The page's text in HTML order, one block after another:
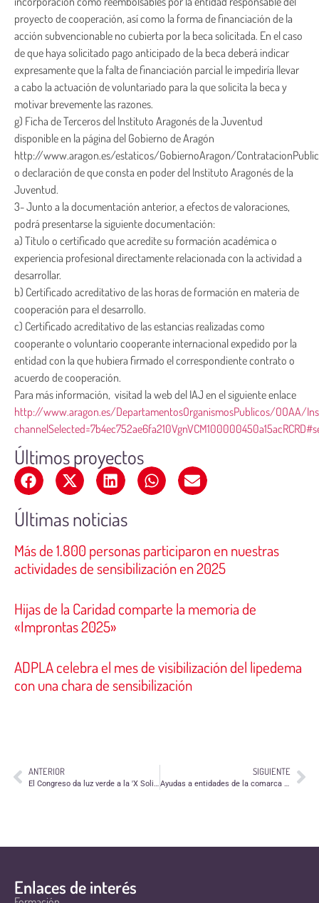
proyecto de cooperación, así como la forma de financiación de la
acción subvencionable no cubierta por la beca solicitada. En el caso
de que haya solicitado pago anticipado de la beca deberá indicar
expresamente que la falta de financiación parcial le impediría llevar
a cabo la actuación de voluntariado para la que solicita la beca y
motivar brevemente las razones.
g) Ficha de Terceros del Instituto Aragonés de la Juventud
disponible en la página del Gobierno de Aragón
http://www.aragon.es/estaticos/GobiernoAragon/
o declaración de que consta en poder del Instituto Aragonés de la
Juventud.
3- Junto a la documentación anterior, a efectos de valoraciones,
podrá presentarse la siguiente documentación:
a) Titulo o certificado que acredite su formación académica o
experiencia profesional directamente relacionada con la actividad a
desarrollar.
b) Certificado acreditativo de las horas de formación en materia de
cooperación para el desarrollo.
c) Certificado acreditativo de las estancias realizadas como
cooperante o voluntario cooperante internacional expedido por la
entidad con la que hubiera firmado el correspondiente contrato o
acuerdo de cooperación.
Para más información, visitad la web del IAJ en el siguiente enlace
http://www.aragon.es/DepartamentosOrganismosPublicos/OOAA/
Últimos proyectos
Últimas noticias
Más de 1.800 personas participaron en nuestras
actividades de sensibilización en 2025
Hijas de la Caridad comparte la memoria de
«Improntas 2025»
ADPLA celebra el mes de visibilización del lipedema
con una chara de sensibilización
ANTERIOR
El Congreso da luz verde a la 'X Solidaria' para empresas
SIGUIENTE
Ayudas a entidades de la comarca del Cinca Medio
Enlaces de interés